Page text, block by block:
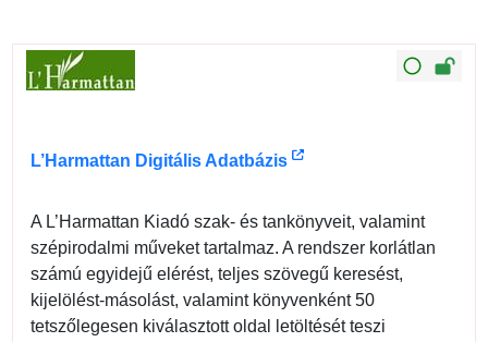
L’Harmattan Digitális Adatbázis
A L’Harmattan Kiadó szak- és tankönyveit, valamint
szépirodalmi műveket tartalmaz. A rendszer korlátlan
számú egyidejű elérést, teljes szövegű keresést,
kijelölést-másolást, valamint könyvenként 50
tetszőlegesen kiválasztott oldal letöltését teszi